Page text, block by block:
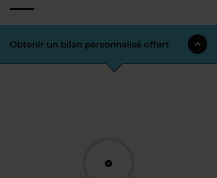
Obtenir un bilan personnalisé offert